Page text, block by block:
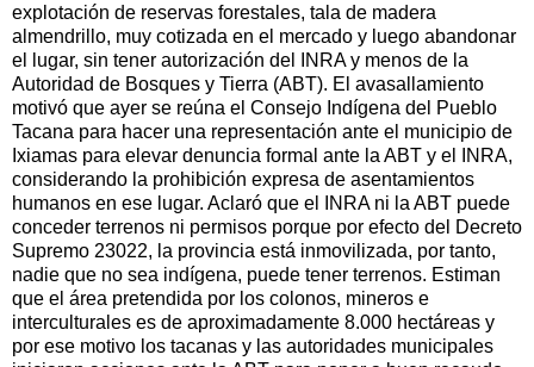
explotación de reservas forestales, tala de madera
almendrillo, muy cotizada en el mercado y luego abandonar
el lugar, sin tener autorización del INRA y menos de la
Autoridad de Bosques y Tierra (ABT). El avasallamiento
motivó que ayer se reúna el Consejo Indígena del Pueblo
Tacana para hacer una representación ante el municipio de
Ixiamas para elevar denuncia formal ante la ABT y el INRA,
considerando la prohibición expresa de asentamientos
humanos en ese lugar. Aclaró que el INRA ni la ABT puede
conceder terrenos ni permisos porque por efecto del Decreto
Supremo 23022, la provincia está inmovilizada, por tanto,
nadie que no sea indígena, puede tener terrenos. Estiman
que el área pretendida por los colonos, mineros e
interculturales es de aproximadamente 8.000 hectáreas y
por ese motivo los tacanas y las autoridades municipales